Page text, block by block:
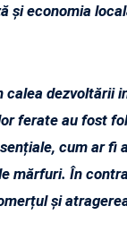
și economia
dezvoltării
ferate au fost
cum ar fi
mărfuri. În
și